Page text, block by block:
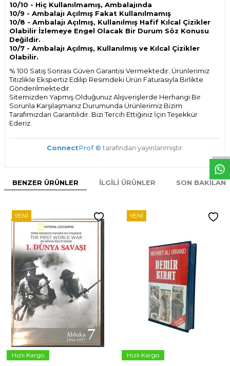
W
h
t
s
p
p
D
e
s
e
H
a
t
t
10/10 - Hiç Kullanılmamış, Ambalajında
10/9 - Ambalajı Açılmış Fakat Kullanılmamış
10/8 - Ambalajı Açılmış, Kullanılmış Hafif Kılcal Çizikler
Olabilir İzlemeye Engel Olacak Bir Durum Söz Konusu
Değildir.
10/7 - Ambalajı Açılmış, Kullanılmış ve Kılcal Çizikler
Olabilir.
% 100 Satış Sonrası Güven Garantisi Vermektedir. Ürünlerimiz
Titizlikle Ekspertiz Edilip Resimdeki Ürün Faturasıyla Birlikte
Gönderilmektedir.
Sitemizden Yapmış Olduğunuz Alışverişlerde Herhangi Bir
Sorunla Karşılaşmanız Durumunda Ürünlerimiz Bizim
Tarafımızdan Garantilidir. Bizi Tercih Ettiğiniz İçin Teşekkür
Ederiz.
ConnectProf © tarafından yayınlanmıştır.
BENZER ÜRÜNLER İLGILI ÜRÜNLER SON
YENI
Hızlı Kargo
YENI
Hızlı Kargo